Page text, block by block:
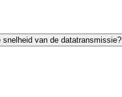
van de datatransmissie?